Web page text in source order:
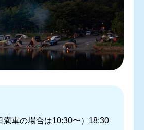
車の場合は10:30〜）18:30